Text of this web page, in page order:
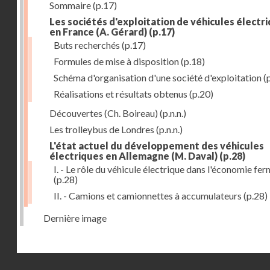
Sommaire(p.17)
Les sociétés d'exploitation de véhicules
en France (A. Gérard) (p.17)
Buts recherchés (p.17)
Formules de mise à disposition(p.18)
Schéma d'organisation d'une société d'exploitation
Réalisations et résultats obtenus (p.20)
Découvertes (Ch. Boireau) (p.n.n.)
Les trolleybus de Londres (p.n.n.)
L'état actuel du développement des véhicules
électriques en Allemagne (M. Daval) (p.28)
I. - Le rôle du véhicule électrique dans l'économie
(p.28)
II. - Camions et camionnettes à accumulateurs (p.28)
Dernière image